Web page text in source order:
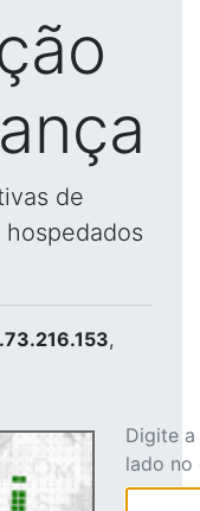
de
,
Digite
lado no